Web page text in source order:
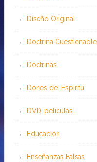
Diseño Original
Doctrina Cuestionable
Doctrinas
Dones del Espíritu
DVD-peliculas
Educación
Enseñanzas Falsas